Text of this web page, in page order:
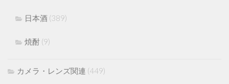
日本酒 (389)
焼酎 (9)
カメラ・レンズ関連 (449)